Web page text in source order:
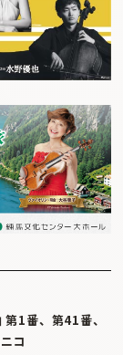
第1番、第41番、
コ